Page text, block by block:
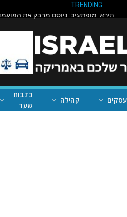
TRENDING
עסקים קהילה
כתבות
שער